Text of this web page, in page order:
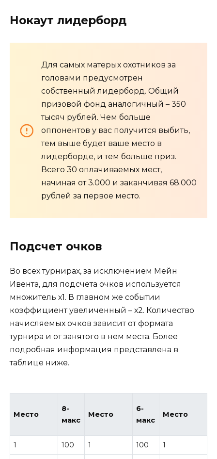
Нокаут лидерборд
Для самых матерых охотников за
головами предусмотрен
собственный лидерборд. Общий
призовой фонд аналогичный – 350
тысяч рублей. Чем больше
оппонентов у вас получится выбить,
тем выше будет ваше место в
лидерборде, и тем больше приз.
Всего 30 оплачиваемых мест,
начиная от 3.000 и заканчивая 68.000
рублей за первое место.
Подсчет очков
Во всех турнирах, за исключением Мейн
Ивента, для подсчета очков используется
множитель х1. В главном же событии
коэффициент увеличенный – х2. Количество
начисляемых очков зависит от формата
турнира и от занятого в нем места. Более
подробная информация представлена в
таблице ниже.
Место
8-
макс
Место
6-
макс
Место
1 100 1 100 1